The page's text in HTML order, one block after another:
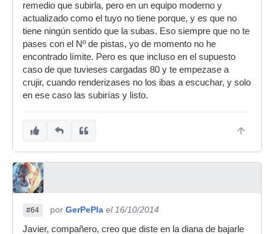
remedio que subirla, pero en un equipo moderno y
actualizado como el tuyo no tiene porque, y es que no
tiene ningún sentido que la subas. Eso siempre que no te
pases con el Nº de pistas, yo de momento no he
encontrado límite. Pero es que incluso en el supuesto
caso de que tuvieses cargadas 80 y te empezase a
crujir, cuando renderizases no los ibas a escuchar, y solo
en ese caso las subirías y listo.
#64 por GerPePla el 16/10/2014
Javier, compañero, creo que diste en la diana de bajarle